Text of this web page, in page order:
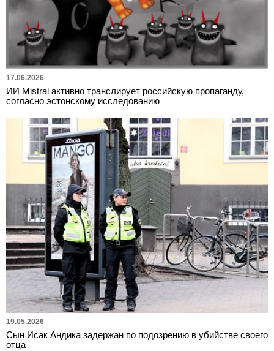
17.06.2026
ИИ Mistral активно транслирует российскую пропаганду,
согласно эстонскому исследованию
19.05.2026
Сын Исак Андика задержан по подозрению в убийстве своего
отца